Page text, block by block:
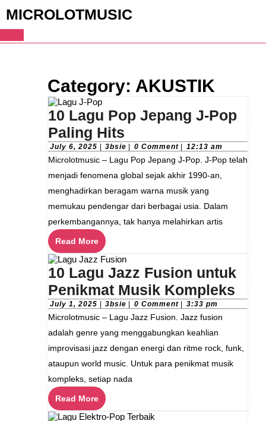
MICROLOTMUSIC
Open
Category: AKUSTIK
10 Lagu Pop Jepang J-Pop
Paling Hits
Lagu
Pop
Jepang
J-
Pop
July 6, 2025 July
2025
3bsie 3bsie
0 Comment 12:13 am
Microlotmusic – Lagu Pop Jepang J-Pop. J-Pop telah
menjadi fenomena global sejak akhir 1990-an,
menghadirkan beragam warna musik yang
memukau pendengar dari berbagai usia. Dalam
perkembangannya, tak hanya melahirkan artis
Read MoreRead
More
10 Lagu Jazz Fusion untuk
Penikmat Musik Kompleks
July 1, 2025 July
2025
3bsie 3bsie
0 Comment 3:33 pm
Microlotmusic – Lagu Jazz Fusion. Jazz fusion
adalah genre yang menggabungkan keahlian
improvisasi jazz dengan energi dan ritme rock, funk,
ataupun world music. Untuk para penikmat musik
kompleks, setiap nada
Read MoreRead
More